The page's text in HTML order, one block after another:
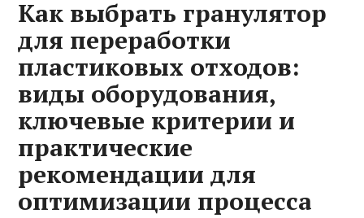
Как выбрать гранулятор
для переработки
пластиковых отходов:
виды оборудования,
ключевые критерии и
практические
рекомендации для
оптимизации процесса